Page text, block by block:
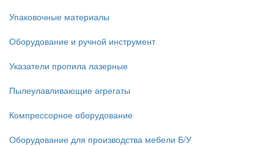
Упаковочные материалы
Оборудование и ручной инструмент
Указатели пропила лазерные
Пылеулавливающие агрегаты
Компрессорное оборудование
Оборудование для производства мебели Б/У